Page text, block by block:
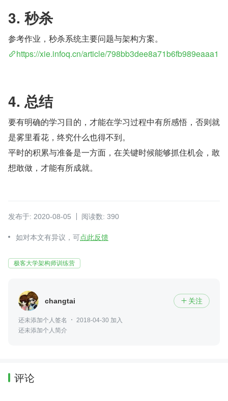
3. 秒杀
参考作业，秒杀系统主要问题与架构方案。
https://xie.infoq.cn/article/798bb3dee8a71b6fb989eaaa1
4. 总结
要有明确的学习目的，才能在学习过程中有所感悟，否则就
是雾里看花，终究什么也得不到。
平时的积累与准备是一方面，在关键时候能够抓住机会，敢
想敢做，才能有所成就。
发布于: 2020-08-05 阅读数: 390
如对本文有异议，可点此反馈
极客大学架构师训练营
changtai  关注
还未添加个人签名
2018-04-30 加入
还未添加个人简介
评论